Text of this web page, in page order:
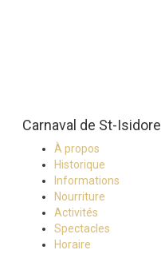
Carnaval de St-Isidore
À propos
Historique
Informations
Nourriture
Activités
Spectacles
Horaire